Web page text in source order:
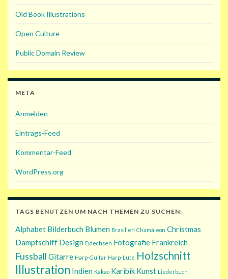
Old Book Illustrations
Open Culture
Public Domain Review
META
Anmelden
Eintrags-Feed
Kommentar-Feed
WordPress.org
TAGS BENUTZEN UM NACH THEMEN ZU SUCHEN:
Alphabet Bilderbuch Blumen Brasilien Chamäleon Christmas
Dampfschiff Design Eidechsen Fotografie Frankreich
Fussball Gitarre Harp-Guitar Harp-Lute Holzschnitt
Illustration Indien Kakao Karibik Kunst Liederbuch